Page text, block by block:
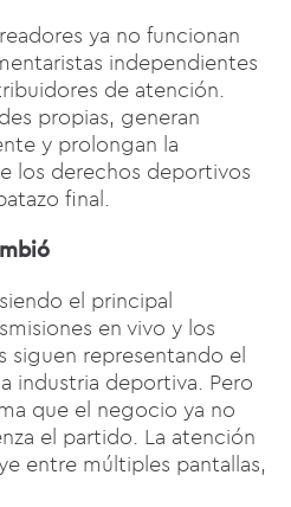
ya no funcionan
independientes
de atención.
propias, generan
y prolongan la
los derechos deportivos
final.
el principal
en vivo y los
siguen representando el
industria deportiva. Pero
que el negocio ya no
el partido. La atención
entre múltiples pantallas,